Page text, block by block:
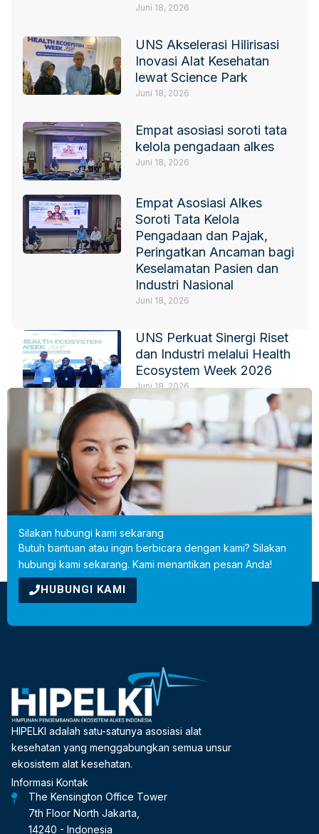
Juni 18, 2026
UNS Akselerasi Hilirisasi
Inovasi Alat Kesehatan
lewat Science Park
Juni 18, 2026
Empat asosiasi soroti tata
kelola pengadaan alkes
Juni 18, 2026
Empat Asosiasi Alkes
Soroti Tata Kelola
Pengadaan dan Pajak,
Peringatkan Ancaman bagi
Keselamatan Pasien dan
Industri Nasional
Juni 18, 2026
UNS Perkuat Sinergi Riset
dan Industri melalui Health
Ecosystem Week 2026
Juni 18, 2026
IKPI-HIPELKI Fokus
Perkuat Kerja Sama
Pendidikan dan Riset
Juni 18, 2026
Silakan hubungi kami sekarang
Butuh bantuan atau ingin berbicara dengan kami? Silakan
hubungi kami sekarang. Kami menantikan pesan Anda!
HUBUNGI KAMI
HIPELKI adalah satu-satunya asosiasi alat
kesehatan yang menggabungkan semua unsur
ekosistem alat kesehatan.
Informasi Kontak
The Kensington Office Tower
7th Floor North Jakarta,
14240 - Indonesia